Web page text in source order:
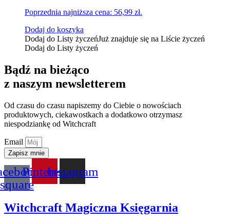
Poprzednia najniższa cena: 56,99 zł.
Dodaj do koszyka
Dodaj do Listy życzeńJuż znajduje się na Liście życzeń
Dodaj do Listy życzeń
Bądź na bieżąco
z naszym newsletterem
Od czasu do czasu napiszemy do Ciebie o nowościach
produktowych, ciekawostkach a dodatkowo otrzymasz
niespodziankę od Witchcraft
Email
Zapisz mnie
square
PinterestInstagram
Witchcraft Magiczna Księgarnia